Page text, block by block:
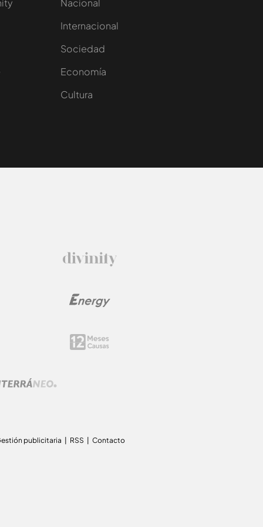
Nacional
Internacional
Sociedad
Economía
Cultura
publicitaria RSS Contacto